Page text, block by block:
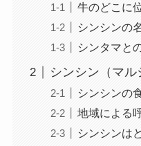
牛のどこに
シンシンの
シンタマと
シンシン（マ
シンシンの
地域による
シンシンは